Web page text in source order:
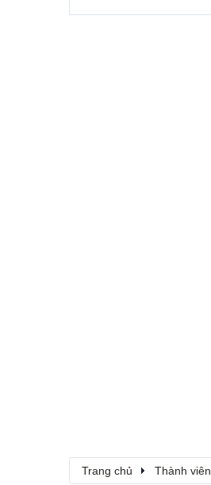
Trang chủ Thành viên